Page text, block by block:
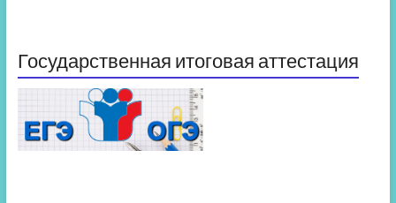
Государственная итоговая аттестация